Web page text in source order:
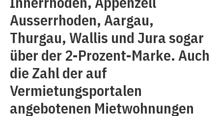
Ausserrhoden, Aargau,
Thurgau, Wallis und Jura sogar
über der 2-Prozent-Marke. Auch
die Zahl der auf
Vermietungsportalen
angebotenen Mietwohnungen